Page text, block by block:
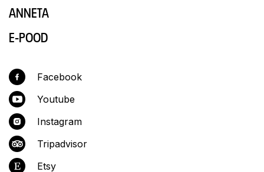
ANNETA
E-POOD
Facebook
Youtube
Instagram
Tripadvisor
Etsy